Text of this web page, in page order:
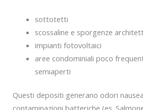
sottotetti
scossaline e sporgenze
impianti fotovoltaici
aree condominiali poco
semiaperti
Questi depositi generano odori